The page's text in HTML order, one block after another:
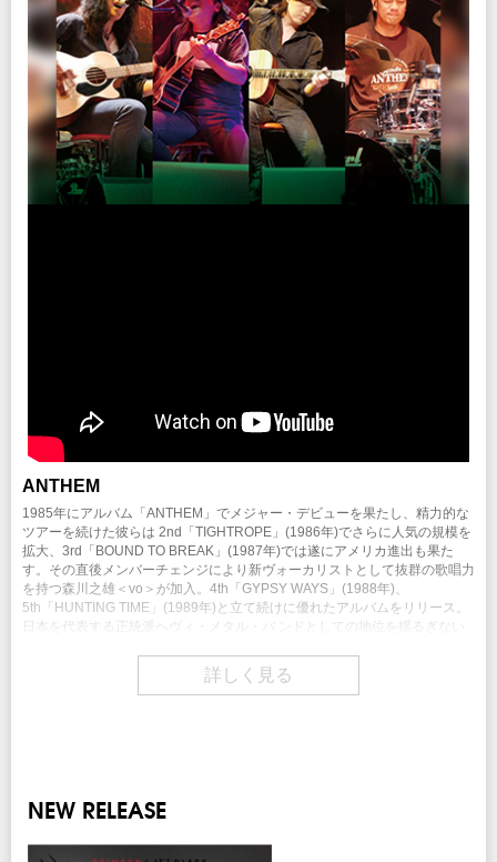
ANTHEM
1985年にアルバム「ANTHEM」でメジャー・デビューを果たし、精力的な
ツアーを続けた彼らは 2nd「TIGHTROPE」(1986年)でさらに人気の規模を
拡大、3rd「BOUND TO BREAK」(1987年)では遂にアメリカ進出も果た
す。その直後メンバーチェンジにより新ヴォーカリストとして抜群の歌唱力
を持つ森川之雄＜vo＞が加入。4th「GYPSY WAYS」(1988年)、
5th「HUNTING TIME」(1989年)と立て続けに優れたアルバムをリリース。
日本を代表する正統派ヘヴィ・メタル・バ ンドとしての地位を揺るぎない
成。その直後にギタリストの交代が行われる。オーディションの末、当時
21 歳の新人 清水昭雄＜g＞に巡り合う。
全てのトラックを新たに録音してグラハムが歌うこのプロジェクトは 2000
も行われた。これがファンの“ANTHEM 再結成”待望論に火をつけ、柴田は
詳しく見る
NEW RELEASE